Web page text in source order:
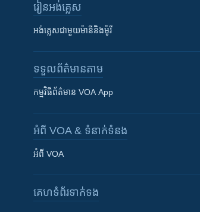
រៀន​​អង់គ្លេស
អង់គ្លេស​ជាមួយ​ម៉ានី​និង​ម៉ូរី
ទទួល​ព័ត៌មាន​តាម
កម្មវិធី​ព័ត៌មាន VOA App
អំពី​ VOA & ទំនាក់ទំនង
អំពី​ VOA
គេហទំព័រ​​ទាក់ទង